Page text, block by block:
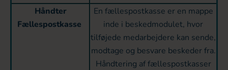
Håndter
Fællespostkasse
En fællespostkasse er en mappe
inde i beskedmodulet, hvor
tilføjede medarbejdere kan sende,
modtage og besvare beskeder fra.
Håndtering af fællespostkasser